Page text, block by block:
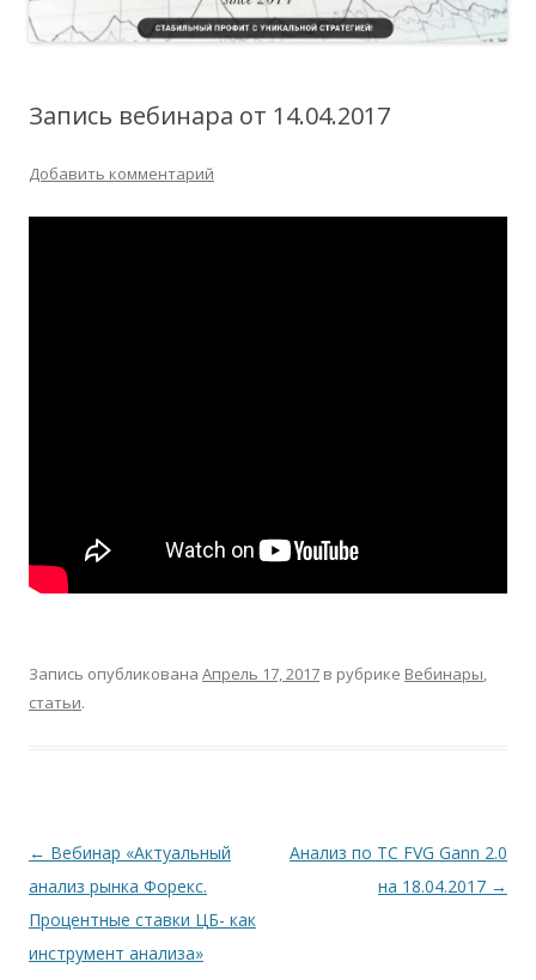
Запись вебинара от 14.04.2017
Добавить комментарий
Запись опубликована Апрель 17, 2017 в рубрике Вебинары,
статьи.
Навигация
по
записям
← Вебинар «Актуальный
анализ рынка Форекс.
Процентные ставки ЦБ- как
инструмент анализа»
Анализ по ТС FVG Gann 2.0
на 18.04.2017 →